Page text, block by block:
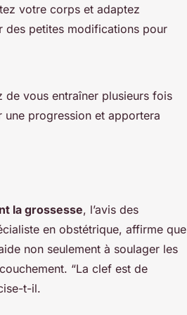
votre corps et adaptez
des petites modifications pour
de vous entraîner plusieurs fois
une progression et apportera
la grossesse, l’avis des
en obstétrique, affirme que
non seulement à soulager les
“La clef est de
t-il.